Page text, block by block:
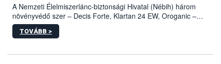
A Nemzeti Élelmiszerlánc-biztonsági Hivatal (Nébih) három
növényvédő szer – Decis Forte, Klartan 24 EW, Oroganic –
engedélyokiratát módosította, így azok a szüretet követően,
egészen a vesszőérettség (BBCH 91) stádiumáig
érésű szőlőkben is legyen lehetőség a károsító elleni további
TOVÁBB >